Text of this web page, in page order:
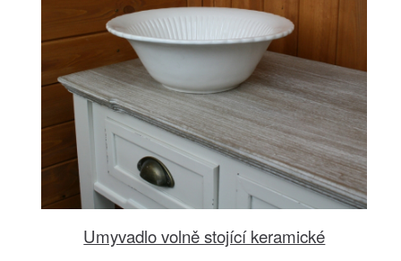
Umyvadlo volně stojící keramické